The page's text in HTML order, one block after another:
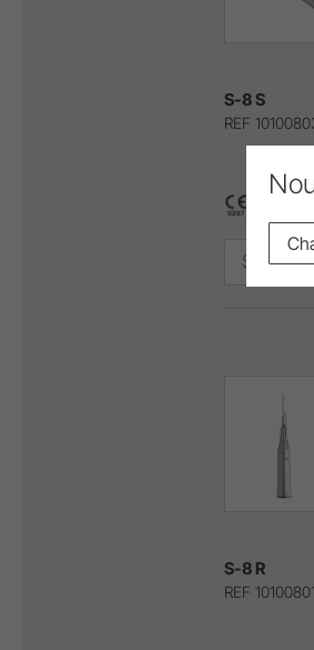
S-8 S
REF
S-8 S
S-8 R
REF 10100801